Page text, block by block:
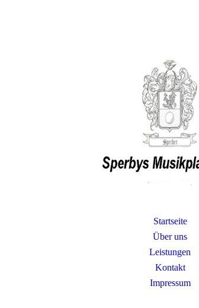
Startseite
Über uns
Leistungen
Kontakt
Impressum